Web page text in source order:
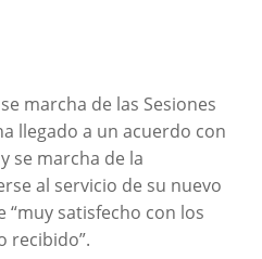
marcha de las Sesiones
llegado a un acuerdo con
se marcha de la
al servicio de su nuevo
“muy satisfecho con los
recibido”.